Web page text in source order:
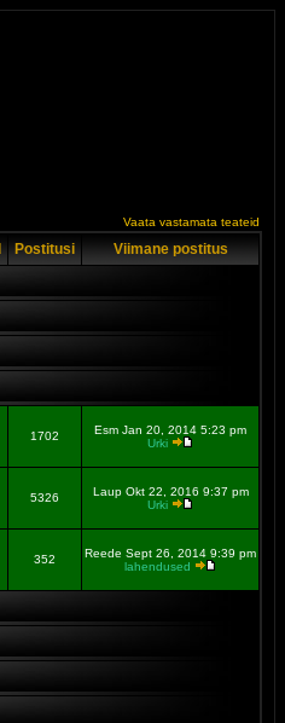
Vaata vastamata teateid
Postitusi
Viimane postitus
1702
Esm Jan 20, 2014 5:23 pm
Urki
5326
Laup Okt 22, 2016 9:37 pm
Urki
352
Reede Sept 26, 2014 9:39 pm
lahendused